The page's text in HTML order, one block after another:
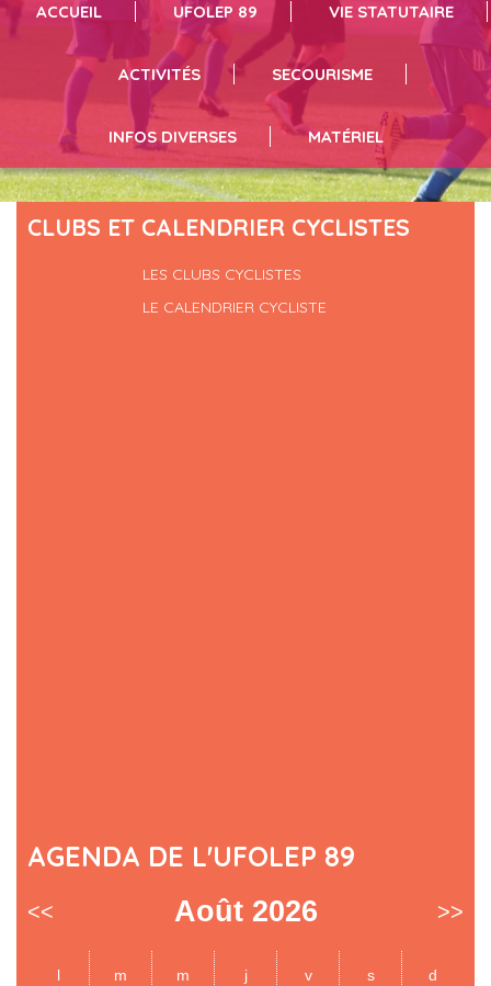
séances de sport cliquez ici
vous pouvez résrever du matériel en suivant le lien
infos et inscriptions en suivant le lien
ACCUEIL UFOLEP 89 VIE STATUTAIRE
ACTIVITÉS SECOURISME
INFOS DIVERSES MATÉRIEL
CLUBS ET CALENDRIER CYCLISTES
LES CLUBS CYCLISTES
LE CALENDRIER CYCLISTE
AGENDA DE L'UFOLEP 89
<< Août 2026 >>
l m m j v s d